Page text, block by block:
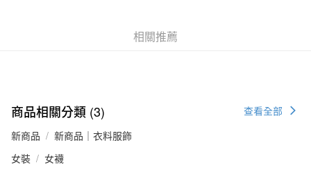
付款後7-11取貨
每筆NT$65，滿NT$1,000(含以上)免運費
宅配
相關推薦
商品相關分類 (3)
查看全部
新商品
新商品｜衣料服飾
女裝
女襪